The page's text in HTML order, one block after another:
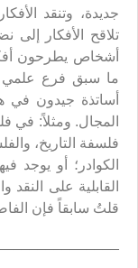
جديدة، وتنقد
تلاقح الأفكار إلى
أشخاص يطرحون
ما سبق فرع علمي
أساتذة جيدون في
المجال. ومثلاً: في
فلسفة التاريخ،
الكوادر؛ أو يوجد
القابلية على النقد
قلتُ سابقاً فإن